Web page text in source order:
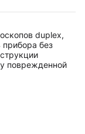
duplex,
прибора без
поврежденной